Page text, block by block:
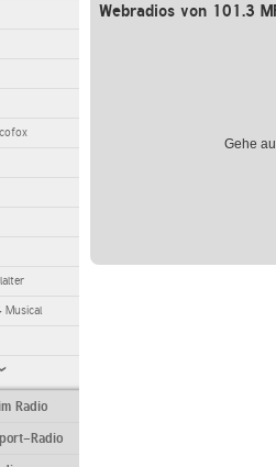
Musical
Radio
Radio
Webradios von 101.3
Gehe